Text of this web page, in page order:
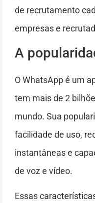
de recrutamento
empresas e
A
O WhatsApp é um
tem mais de 2
mundo. Sua
facilidade de uso,
instantâneas e
de voz e vídeo.
Essas